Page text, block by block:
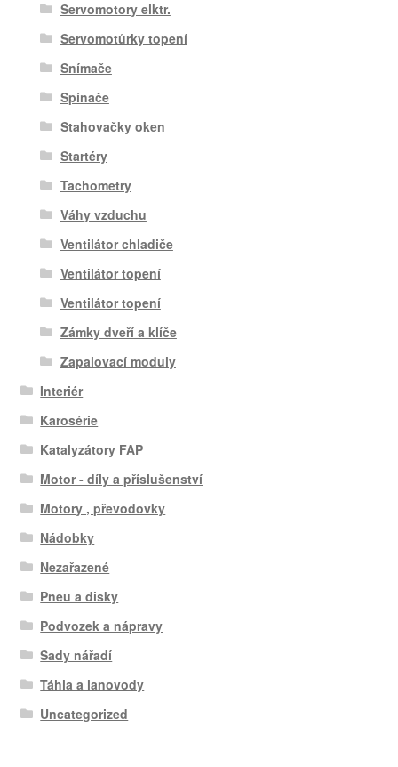
Servomotory elktr.
Servomotůrky topení
Snímače
Spínače
Stahovačky oken
Startéry
Tachometry
Váhy vzduchu
Ventilátor chladiče
Ventilátor topení
Ventilátor topení
Zámky dveří a klíče
Zapalovací moduly
Interiér
Karosérie
Katalyzátory FAP
Motor - díly a příslušenství
Motory , převodovky
Nádobky
Nezařazené
Pneu a disky
Podvozek a nápravy
Sady nářadí
Táhla a lanovody
Uncategorized